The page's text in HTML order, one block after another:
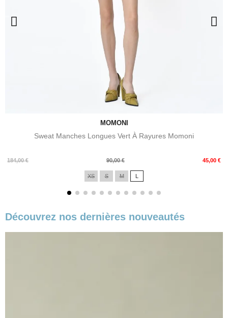
MOMONI
Sweat Manches Longues Vert À Rayures Momoni
184,00 €
Prix
90,00 € 45,00 €
Prix
XS S M L
Découvrez nos dernières nouveautés